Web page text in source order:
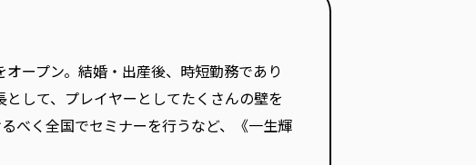
ープン。結婚・出産後、時短勤務であり
して、プレイヤーとしてたくさんの壁を
べく全国でセミナーを行うなど、《一生輝